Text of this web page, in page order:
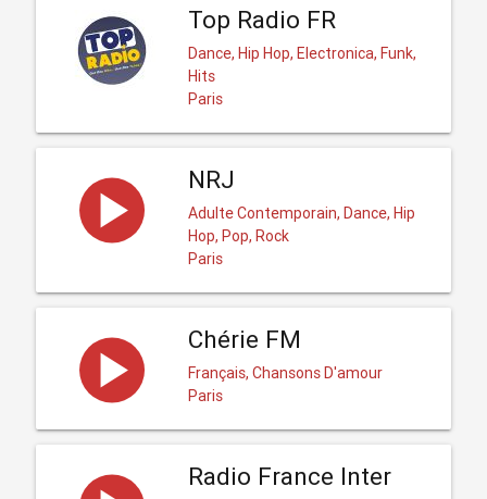
Top Radio FR
Dance, Hip Hop, Electronica, Funk,
Hits
Paris
NRJ
Adulte Contemporain, Dance, Hip
Hop, Pop, Rock
Paris
Chérie FM
Français, Chansons D'amour
Paris
Radio France Inter